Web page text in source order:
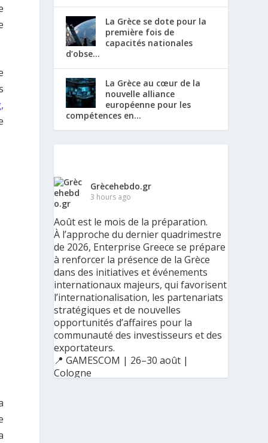
La Grèce se dote pour la
première fois de
capacités nationales
d’obse...
La Grèce au cœur de la
nouvelle alliance
européenne pour les
compétences en...
Grècehebdo.gr
3 hours ago
Août est le mois de la préparation.
À l’approche du dernier quadrimestre
de 2026, Enterprise Greece se prépare
à renforcer la présence de la Grèce
dans des initiatives et événements
internationaux majeurs, qui favorisent
l’internationalisation, les partenariats
stratégiques et de nouvelles
opportunités d’affaires pour la
communauté des investisseurs et des
exportateurs.
📍 GAMESCOM | 26–30 août |
Cologne